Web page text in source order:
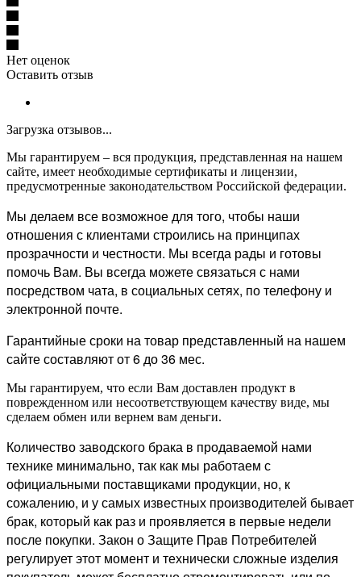
Нет оценок
Оставить отзыв
Загрузка отзывов...
Мы гарантируем – вся продукция, представленная на нашем
сайте, имеет необходимые сертификаты и лицензии,
предусмотренные законодательством Российской федерации.
Мы делаем все возможное для того, чтобы наши
отношения с клиентами строились на принципах
прозрачности и честности. Мы всегда рады и готовы
помочь Вам. Вы всегда можете связаться с нами
посредством чата, в социальных сетях, по телефону и
электронной почте.
Гарантийные сроки на товар представленный на нашем
сайте составляют от 6 до 36 мес.
Мы гарантируем, что если Вам доставлен продукт в
поврежденном или несоответствующем качеству виде, мы
сделаем обмен или вернем вам деньги.
Количество заводского брака в продаваемой нами
технике минимально, так как мы работаем с
официальными поставщиками продукции, но, к
сожалению, и у самых известных производителей бывает
брак, который как раз и проявляется в первые недели
после покупки. Закон о Защите Прав Потребителей
регулирует этот момент и технически сложные изделия